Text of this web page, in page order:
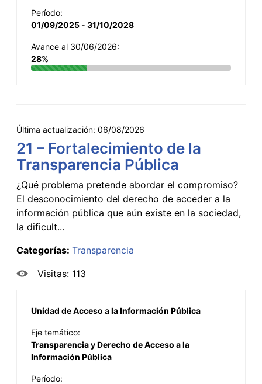
Período:
01/09/2025 - 31/10/2028
Avance al 30/06/2026:
28%
Última actualización: 06/08/2026
21 – Fortalecimiento de la
Transparencia Pública
¿Qué problema pretende abordar el compromiso?
El desconocimiento del derecho de acceder a la
información pública que aún existe en la sociedad,
la dificult...
Categorías: Transparencia
Visitas: 113
Unidad de Acceso a la Información Pública
Eje temático:
Transparencia y Derecho de Acceso a la
Información Pública
Período: